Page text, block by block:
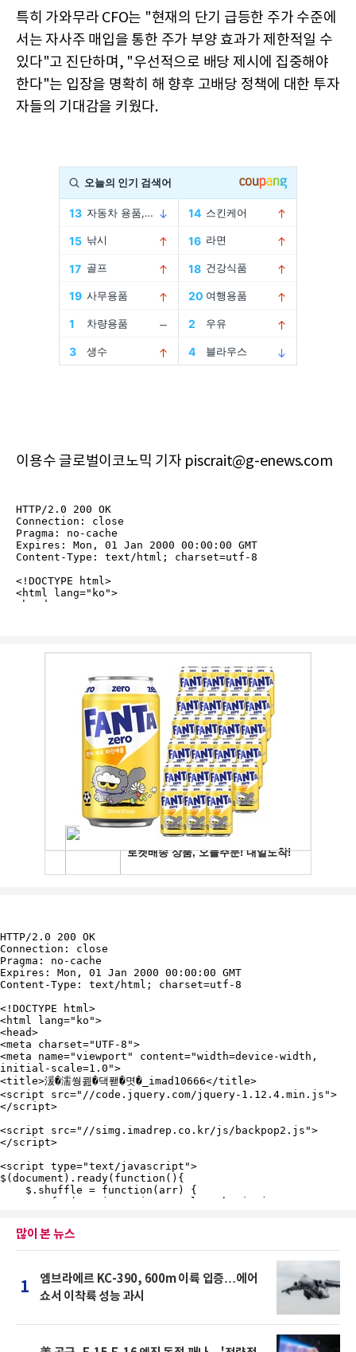
특히 가와무라 CFO는 "현재의 단기 급등한 주가 수준에
서는 자사주 매입을 통한 주가 부양 효과가 제한적일 수
있다"고 진단하며, "우선적으로 배당 제시에 집중해야
한다"는 입장을 명확히 해 향후 고배당 정책에 대한 투자
자들의 기대감을 키웠다.
이용수 글로벌이코노믹 기자 piscrait@g-enews.com
많이 본 뉴스
1
엠브라에르 KC-390, 600m 이륙 입증…에어
쇼서 이착륙 성능 과시